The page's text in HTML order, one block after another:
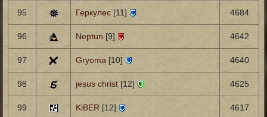
95 Геркулес [11] 4684
96 Neptun [9] 4642
97 Gryoma [10] 4640
98 jesus christ [12] 4625
99 KiBER [12] 4617